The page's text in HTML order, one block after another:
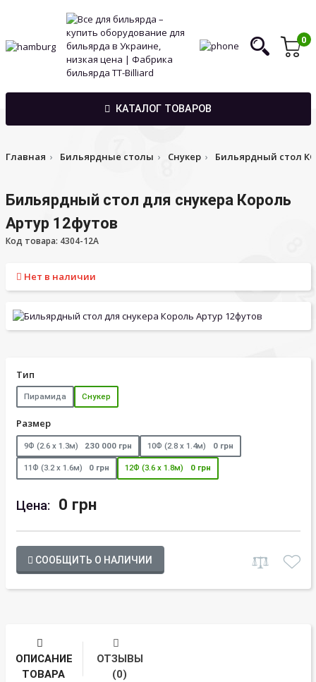
0
КАТАЛОГ ТОВАРОВ
Главная Бильярдные столы Снукер Бильярдный стол
Бильярдный стол для снукера Король
Артур 12футов
Код товара: 4304-12A
Нет в наличии
Тип
Пирамида Снукер
Размер
9Ф (2.6 х 1.3м) 230 000 грн 10Ф (2.8 х 1.4м) 0 грн
11Ф (3.2 х 1.6м) 0 грн 12Ф (3.6 х 1.8м) 0 грн
Цена: 0 грн
СООБЩИТЬ О НАЛИЧИИ
ОПИСАНИЕ
ТОВАРА
ОТЗЫВЫ
(0)